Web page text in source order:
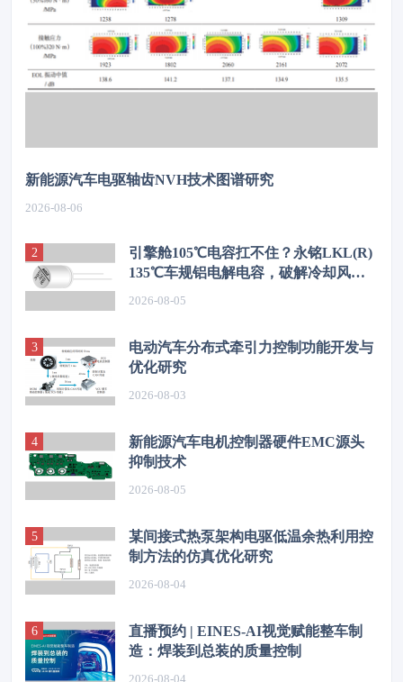
新能源汽车电驱轴齿NVH技术图谱研究
2026-08-06
引擎舱105℃电容扛不住？永铭LKL(R)
135℃车规铝电解电容，破解冷却风扇
2026-08-05
电动汽车分布式牵引力控制功能开发与
优化研究
2026-08-03
新能源汽车电机控制器硬件EMC源头
抑制技术
2026-08-05
某间接式热泵架构电驱低温余热利用控
制方法的仿真优化研究
2026-08-04
直播预约 | EINES-AI视觉赋能整车制
造：焊装到总装的质量控制
2026-08-04